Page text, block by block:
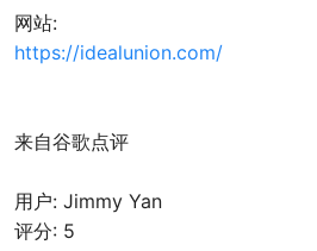
网站:
https://idealunion.com/
来自谷歌点评
用户: Jimmy Yan
评分: 5